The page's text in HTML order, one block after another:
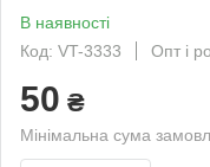
В наявності
Код: VT-3333
Опт і
50 ₴
Мінімальна сума